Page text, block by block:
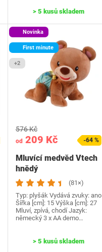
> 5 kusů skladem
Novinka
First minute
+2
od209 Kč
576 Kč
-64 %
Mluvící medvěd Vtech
hnědý
(81×)
Typ: plyšák Vydává zvuky: ano
Šířka [cm]: 15 Výška [cm]: 27
Mluví, zpívá, chodí Jazyk:
německý 3 x AA demo…
> 5 kusů skladem